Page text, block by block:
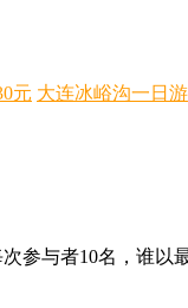
元 大连冰峪沟一日游
参与者10名，谁